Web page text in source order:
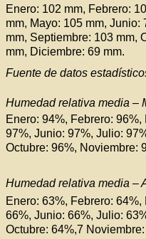
Enero: 102 mm, Febrero:
mm, Mayo: 105 mm, Junio:
mm, Septiembre: 103 mm,
mm, Diciembre: 69 mm.
Fuente de datos
Humedad relativa media –
Enero: 94%, Febrero:
97%, Junio: 97%, Julio:
Octubre: 96%, Noviembre:
Humedad relativa media –
Enero: 63%, Febrero:
66%, Junio: 66%, Julio:
Octubre: 64%,7